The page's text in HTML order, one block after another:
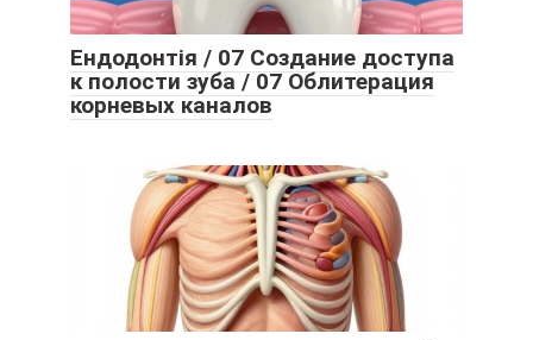
Ендодонтія / 07 Создание доступа
к полости зуба / 07 Облитерация
корневых каналов